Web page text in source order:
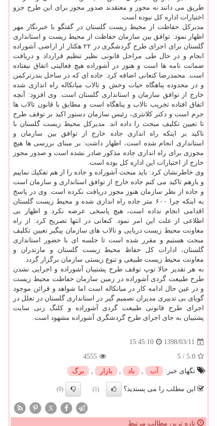
طریق می دانند نه مجوز و معتقدند صدور مجوز برای این طرح جزو
اختیارات اداره كل نبوده است.
مدیركل حفاظت از محیط زیست گلستان در گفتگو با خبرنگار مهر
اظهار نمود: توافق بین سازمان حفاظت از محیط زیست و استانداری
گلستان برای اجرای طرح گردشگری در ۲۲ هكتار از اراضی آشوراده
انجام و در حال طی مراحل قانونی نظیر تنظیم قرارداد و دریافت
ضمانت نامه ها است و هنوز در آشوراده هیچ فعالیتی اتفاق نیفتاده
است. محمدرضا كنعانی اضافه كرد: جاده ای كه در ساحل بندرتركمن
و در محدوده پناهگاه حیات وحش و تالاب میانكاله راه اندازی شده
خارج از توافق سازمان و استانداری گلستان است. وی افزود: آنچه
اتفاق افتاده تخریب تالاب و پناهگاه است و مطابق با قانون تالاب ها
جرم است و دكتر كلانتری، رئیس سازمان دستور اكید بر توقف طرح
تا تعیین تكلیف مبحث را داده اند. مدیركل محیط زیست گلستان با
تاكید بر اینكه راه اندازی جاده خارج از توافق بین سازمان و
استانداری انجام شده است، اظهار داشت: بر مبنای بررسی ها هیچ
مجوزی برای راه اندازی جاده مذكور صادر نشده است و صدور مجوز
خارج از اختیارات این اداره كل بوده است.
وی خاطرنشان كرد: باید مبحث آشوراده و جاده را از هم تفكیك نماییم
و بازهم تاكید می كنم جاده خارج از توافق استانداری و سازمان است
و جاده از نظر سازمان هنوز مجوز دریافت نكرده است. وی در پاسخ
به اینكه چرا ۶۰۰ متر جاده راه اندازی شده و محیط زیست گلستان
اقدامی انجام نداده است، هیچ پاسخی عرضه نكرد و اظهار بی
اطلاعی از علت این امر نمود. كنعانی در انتها تصریح كرد: از راه
معاونت محیط زیست دریایی و تالاب های سازمان پیگیر تعیین تكلیف
مبحث هستیم و مقرر شده است تا جلسه ای با حضور استانداری
گلستان، ادارات كل حفاظ محیط زیست گلستان و مازندران و
معاونت محیط زیست طبیعی و تنوع زیستی سازمان برگزار گردد.
به هر تقدیر حالا توپ توقف طرح پشتیبان آشوراده و اجرایی نشدن
طرح طبیعت گردی آشوراده در زمین سازمان حفاظت محیط زیست
و در عین حال ادامه كار در میانكاله است اما شواهد و قرائن موجود
گویای بی تدبیری مدیران تصمیم گیر در استانداری گلستان در تعلل در
اجرای طرح قانونی طبیعت گردی آشوراده و كلنگ زنی سایت
پشتیبان به جای اجرای طرح گردشگری آشوراده مشهود است.
1398/03/11
15:45:10
5.0
/
5
4555
تگهای خبر:
آب , باد , بازار , برگ
این مطلب را می پسندید؟ (1)
(0)
X
تازه ترین مطالب مرتبط